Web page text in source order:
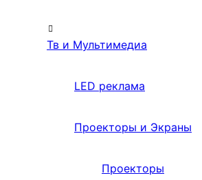
Тв и Мультимедиа
LED реклама
Проекторы и Экраны
Проекторы